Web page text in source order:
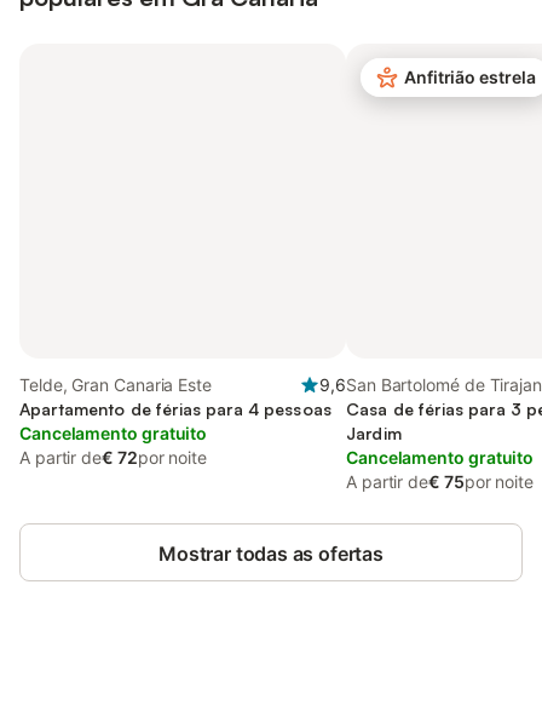
Telde, Gran Canaria Este
9,6
Apartamento de férias para 4 pessoas
Cancelamento gratuito
A partir de€ 72por noite
Anfitrião estrela
San Bartolomé de
Canária (Sul)
Casa de férias para 3
Jardim
Cancelamento gratuito
A partir de€ 75por noite
Mostrar todas as ofertas